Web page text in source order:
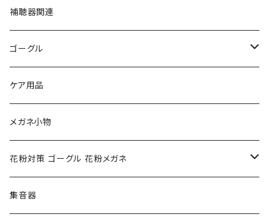
フルラ FURLA
トムフォード TOM FORD
NIKE ナイキ
クロエ chloe
ポリス POLICE
adidas アディダス
FURLA フルラ
トムフォード TOM FORD
Oakley オークリー
renoma レノマ
RODEN STOCK ローデンストック
アーバンリサーチ URBAN RESEARCH
PORSCHE DESIGN ポルシェデザイン
ルーペ
補聴器関連
ゴーグル
アックス AXE
花粉対策ゴーグル
度つき対応ゴーグル
コンバース CONVERSE
ケア用品
メガネ小物
花粉対策 ゴーグル 花粉メガネ
S-size
集音器